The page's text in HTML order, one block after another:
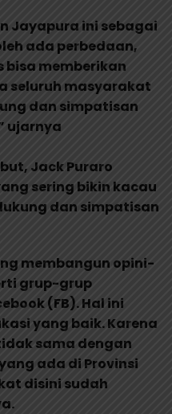
Jayapura ini sebagai
ada perbedaan,
memberikan
seluruh masyarakat
dan simpatisan
ujarnya
Jack Puraro
sering bikin kacau
dan simpatisan
membangun opini-
grup-grup
(FB). Hal ini
yang baik. Karena
sama dengan
ada di Provinsi
disini sudah